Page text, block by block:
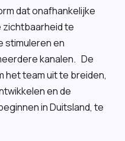
dat onafhankelijke
te
stimuleren en
kanalen. De
het team uit te breiden,
en de
in Duitsland, te